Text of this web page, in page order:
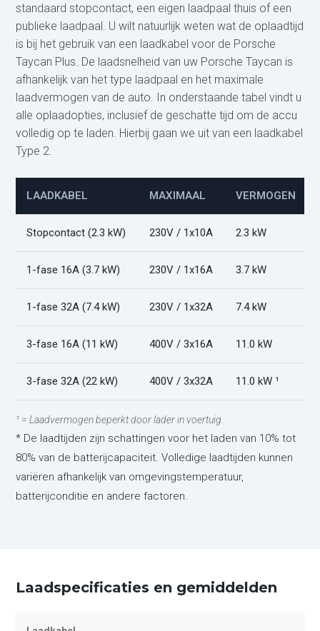
standaard stopcontact, een eigen laadpaal thuis of een
publieke laadpaal. U wilt natuurlijk weten wat de oplaadtijd
is bij het gebruik van een laadkabel voor de Porsche
Taycan Plus. De laadsnelheid van uw Porsche Taycan is
afhankelijk van het type laadpaal en het maximale
laadvermogen van de auto. In onderstaande tabel vindt u
alle oplaadopties, inclusief de geschatte tijd om de accu
volledig op te laden. Hierbij gaan we uit van een laadkabel
Type 2.
LAADKABEL MAXIMAAL VERMOGEN
Stopcontact (2.3 kW) 230V / 1x10A 2.3 kW
1-fase 16A (3.7 kW) 230V / 1x16A 3.7 kW
1-fase 32A (7.4 kW) 230V / 1x32A 7.4 kW
3-fase 16A (11 kW) 400V / 3x16A 11.0 kW
3-fase 32A (22 kW) 400V / 3x32A 11.0 kW ¹
¹ = Laadvermogen beperkt door lader in voertuig.
* De laadtijden zijn schattingen voor het laden van 10% tot
80% van de batterijcapaciteit. Volledige laadtijden kunnen
variëren afhankelijk van omgevingstemperatuur,
batterijconditie en andere factoren.
Laadspecificaties en gemiddelden